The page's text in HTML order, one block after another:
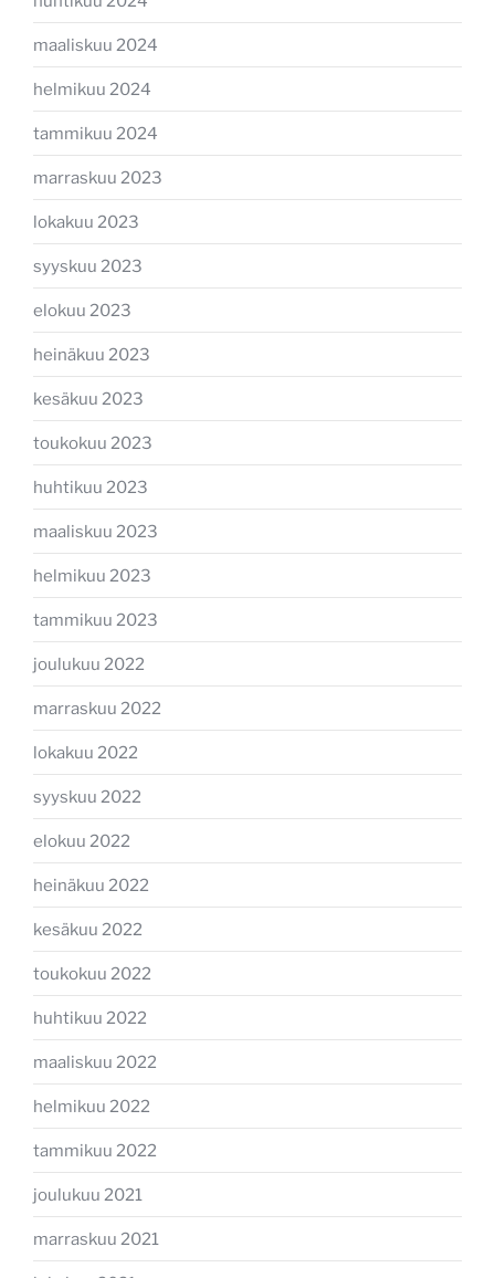
maaliskuu 2024
helmikuu 2024
tammikuu 2024
marraskuu 2023
lokakuu 2023
syyskuu 2023
elokuu 2023
heinäkuu 2023
kesäkuu 2023
toukokuu 2023
huhtikuu 2023
maaliskuu 2023
helmikuu 2023
tammikuu 2023
joulukuu 2022
marraskuu 2022
lokakuu 2022
syyskuu 2022
elokuu 2022
heinäkuu 2022
kesäkuu 2022
toukokuu 2022
huhtikuu 2022
maaliskuu 2022
helmikuu 2022
tammikuu 2022
joulukuu 2021
marraskuu 2021